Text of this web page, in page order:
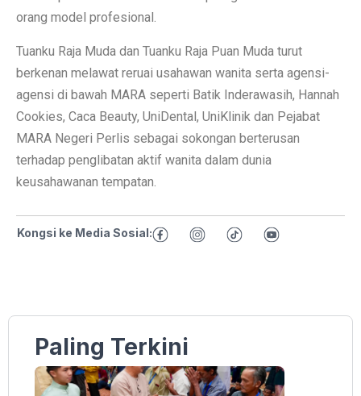
orang model profesional.
Tuanku Raja Muda dan Tuanku Raja Puan Muda turut
berkenan melawat reruai usahawan wanita serta agensi-
agensi di bawah MARA seperti Batik Inderawasih, Hannah
Cookies, Caca Beauty, UniDental, UniKlinik dan Pejabat
MARA Negeri Perlis sebagai sokongan berterusan
terhadap penglibatan aktif wanita dalam dunia
keusahawanan tempatan.
Kongsi ke Media Sosial:
Paling Terkini